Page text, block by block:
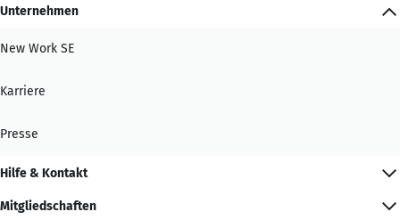
Unternehmen
New Work SE
Karriere
Presse
Hilfe & Kontakt
Mitgliedschaften